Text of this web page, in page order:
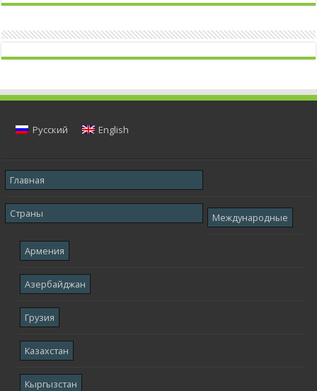
Русский English
Главная
Страны Международные
Армения
Азербайджан
Грузия
Казахстан
Кыргызстан